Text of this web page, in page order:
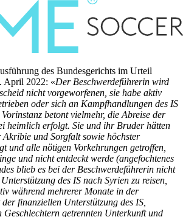
des Bundesgerichts im Urteil
April 2022: «Der Beschwerdeführerin wird
nicht vorgeworfenen, sie habe aktiv
oder sich an Kampfhandlungen des IS
betont vielmehr, die Abreise der
heimlich erfolgt. Sie und ihr Bruder hätten
und Sorgfalt sowie höchster
und alle nötigen Vorkehrungen getroffen,
und nicht entdeckt werde (angefochtenes
blieb es bei der Beschwerdeführerin nicht
des IS nach Syrien zu reisen,
während mehrerer Monate in der
finanziellen Unterstützung des IS,
Geschlechtern getrennten Unterkunft und